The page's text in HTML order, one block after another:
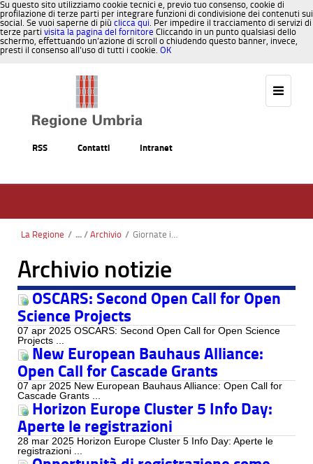
Su questo sito utilizziamo cookie tecnici e, previo tuo consenso, cookie di
profilazione di terze parti per integrare funzioni di condivisione dei contenuti sui
social. Se vuoi saperne di più clicca qui. Per impedire il tracciamento di servizi di
terze parti visita la pagina del fornitore Cliccando in un punto qualsiasi dello
schermo, effettuando un’azione di scroll o chiudendo questo banner, invece,
presti il consenso all’uso di tutti i cookie. OK
RSS Contatti Intranet
La Regione / Archivio / Giornate informative #EULife25: Un'opportunità imperdibile per i potenziali candidati
Archivio notizie
OSCARS: Second Open Call for Open
Science Projects
07 apr 2025 OSCARS: Second Open Call for Open Science
Projects ...
New European Bauhaus Alliance:
Open Call for Cascade Grants
07 apr 2025 New European Bauhaus Alliance: Open Call for
Cascade Grants ...
Horizon Europe Cluster 5 Info Day:
Aperte le registrazioni
28 mar 2025 Horizon Europe Cluster 5 Info Day: Aperte le
registrazioni ...